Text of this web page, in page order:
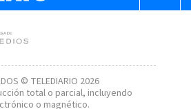
© TELEDIARIO 2026
total o parcial, incluyendo
o magnético.